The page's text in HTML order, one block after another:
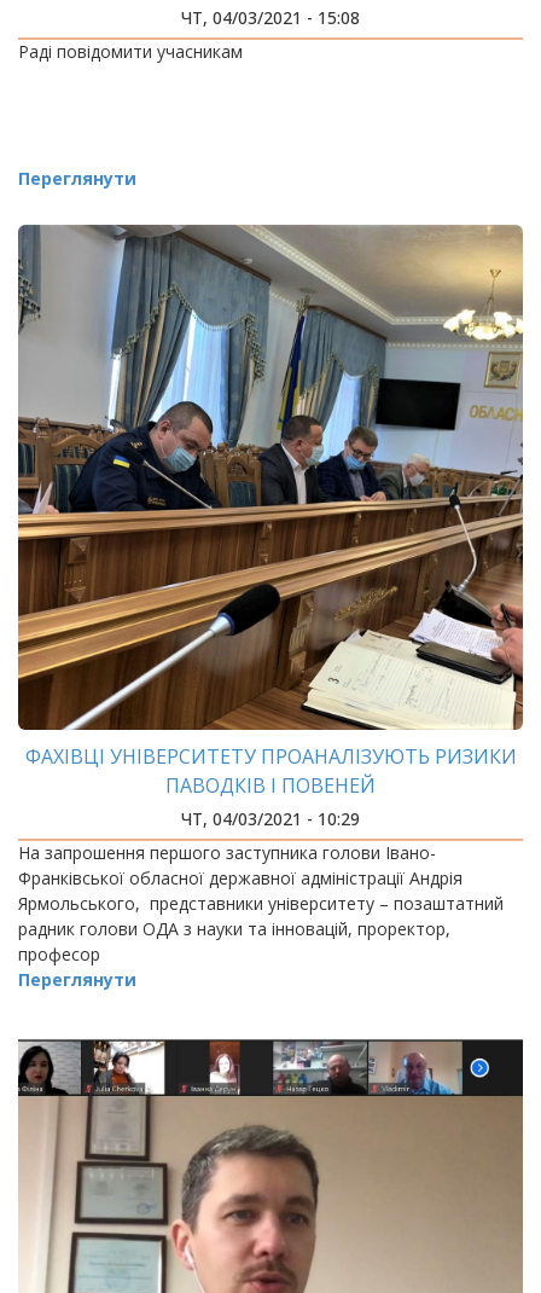
ЧТ, 04/03/2021 - 15:08
Раді повідомити учасникам
Переглянути
ФАХІВЦІ УНІВЕРСИТЕТУ ПРОАНАЛІЗУЮТЬ РИЗИКИ
ПАВОДКІВ І ПОВЕНЕЙ
ЧТ, 04/03/2021 - 10:29
На запрошення першого заступника голови Івано-
Франківської обласної державної адміністрації Андрія
Ярмольського, представники університету – позаштатний
радник голови ОДА з науки та інновацій, проректор,
професор
Переглянути